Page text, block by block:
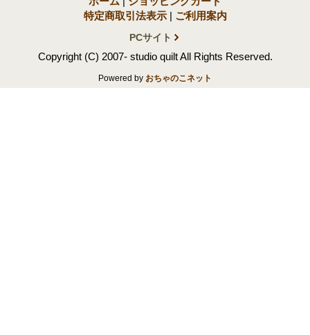
特定商取引法表示 | ご利用案内
PCサイト
Copyright (C) 2007- studio quilt All Rights Reserved.
Powered by おちゃのこネット